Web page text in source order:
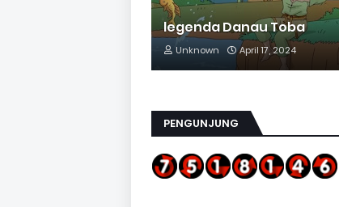
legenda Danau Toba
Unknown April 17, 2024
PENGUNJUNG